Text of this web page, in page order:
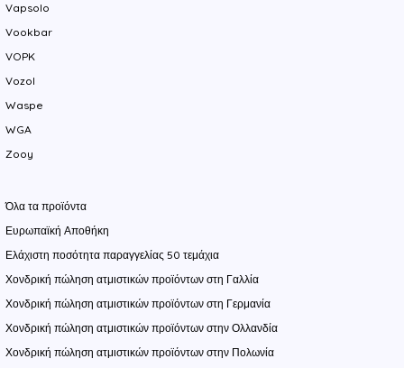
Vapsolo
Vookbar
VOPK
Vozol
Waspe
WGA
Zooy
Όλα τα προϊόντα
Ευρωπαϊκή Αποθήκη
Ελάχιστη ποσότητα παραγγελίας 50 τεμάχια
Χονδρική πώληση ατμιστικών προϊόντων στη Γαλλία
Χονδρική πώληση ατμιστικών προϊόντων στη Γερμανία
Χονδρική πώληση ατμιστικών προϊόντων στην Ολλανδία
Χονδρική πώληση ατμιστικών προϊόντων στην Πολωνία